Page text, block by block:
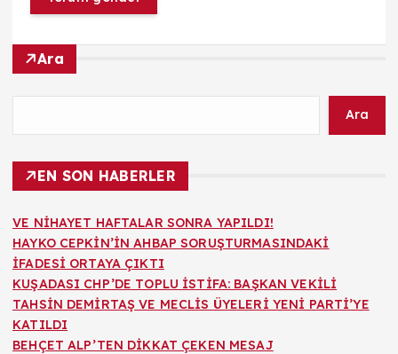
Ara
Ara
EN SON HABERLER
VE NİHAYET HAFTALAR SONRA YAPILDI!
HAYKO CEPKİN’İN AHBAP SORUŞTURMASINDAKİ
İFADESİ ORTAYA ÇIKTI
KUŞADASI CHP’DE TOPLU İSTİFA: BAŞKAN VEKİLİ
TAHSİN DEMİRTAŞ VE MECLİS ÜYELERİ YENİ PARTİ’YE
KATILDI
BEHÇET ALP’TEN DİKKAT ÇEKEN MESAJ